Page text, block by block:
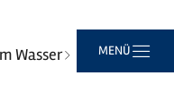
MENÜ
Wasser